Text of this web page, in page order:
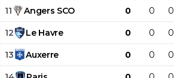
11 Angers SCO 0 0 0
12 Le Havre 0 0 0
13 Auxerre 0 0 0